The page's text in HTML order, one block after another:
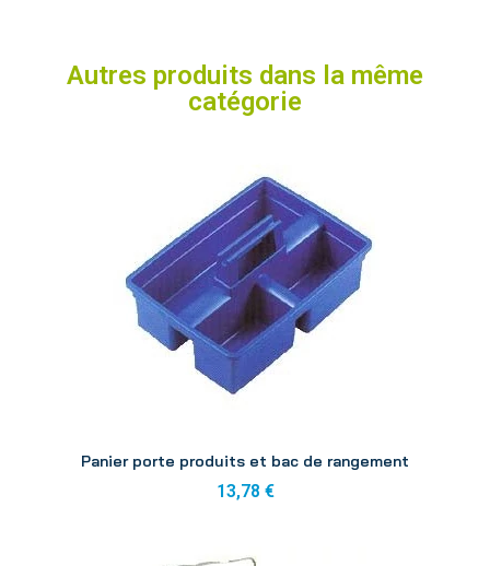
Autres produits dans la même
catégorie
Panier porte produits et bac de rangement
13,78 €